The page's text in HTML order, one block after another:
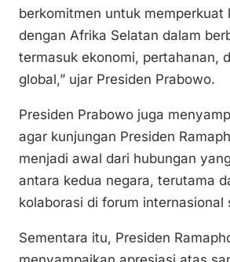
berkomitmen untuk memperkuat
dengan Afrika Selatan dalam
termasuk ekonomi, pertahanan,
global,” ujar Presiden Prabowo.
Presiden Prabowo juga
agar kunjungan Presiden
menjadi awal dari hubungan
antara kedua negara, terutama
kolaborasi di forum internasional
Sementara itu, Presiden